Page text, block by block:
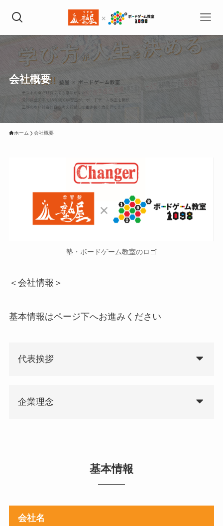
会社概要
ホーム 会社概要
塾・ボードゲーム教室のロゴ
＜会社情報＞
基本情報はページ下へお進みください
代表挨拶
企業理念
基本情報
会社名